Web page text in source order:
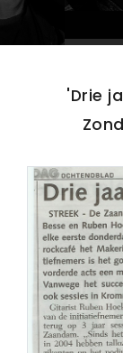
SHOP
COLUMNS
MEDIA
NIEUWS
GEAR
'Drie